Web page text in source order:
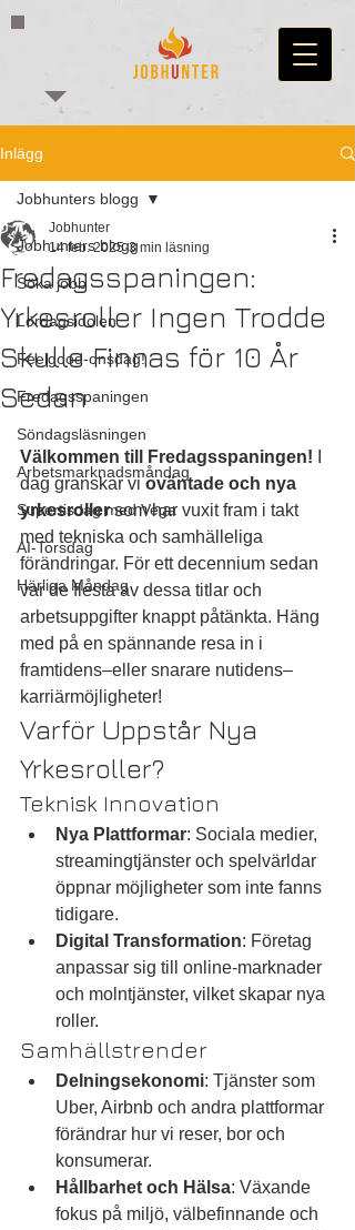
Inlägg
Jobhunters blogg
Söka jobb
Lördagsidolen
Feelgood-onsdag!
Fredagsspaningen
Söndagsläsningen
Arbetsmarknadsmåndag
Supertisdag med Vega
AI-Torsdag
Härliga Måndag
Jobhunters blogg
Fredagsspaningen:
Yrkesroller Ingen Trodde
Skulle Finnas för 10 År
Sedan
Jobhunter
14 feb. 2025 3 min läsning
Välkommen till Fredagsspaningen!
dag granskar vi oväntade och nya
yrkesroller som har vuxit fram i takt
med tekniska och samhälleliga
förändringar. För ett decennium sedan
var de flesta av dessa titlar och
arbetsuppgifter knappt påtänkta. Häng
med på en spännande resa in i
framtidens–eller snarare nutidens–
karriärmöjligheter!
Varför Uppstår Nya
Yrkesroller?
Teknisk Innovation
Nya Plattformar: Sociala medier,
streamingtjänster och spelvärldar
öppnar möjligheter som inte fanns
tidigare.
Digital Transformation: Företag
anpassar sig till online-marknader
och molntjänster, vilket skapar nya
roller.
Samhällstrender
Delningsekonomi: Tjänster som
Uber, Airbnb och andra plattformar
förändrar hur vi reser, bor och
konsumerar.
Hållbarhet och Hälsa: Växande
fokus på miljö, välbefinnande och